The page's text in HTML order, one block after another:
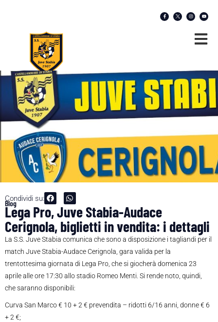
Condividi su:
Blog
Lega Pro, Juve Stabia-Audace
Cerignola, biglietti in vendita: i dettagli
La S.S. Juve Stabia comunica che sono a disposizione i tagliandi per il
match Juve Stabia-Audace Cerignola, gara valida per la
trentottesima giornata di Lega Pro, che si giocherà domenica 23
aprile alle ore 17:30 allo stadio Romeo Menti. Si rende noto, quindi,
che saranno disponibili:
Curva San Marco € 10 + 2 € prevendita – ridotti 6/16 anni, donne € 6
+ 2 €;